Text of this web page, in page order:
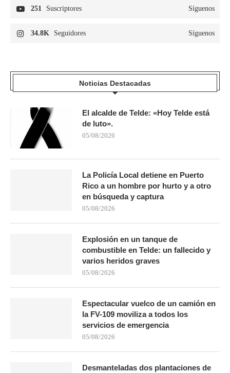
251 Suscriptores Síguenos
34.8K Seguidores Síguenos
Noticias Destacadas
El alcalde de Telde: «Hoy Telde está
de luto».
05/08/2026
La Policía Local detiene en Puerto
Rico a un hombre por hurto y a otro
en búsqueda y captura
05/08/2026
Explosión en un tanque de
combustible en Telde: un fallecido y
varios heridos graves
05/08/2026
Espectacular vuelco de un camión en
la FV-109 moviliza a todos los
servicios de emergencia
05/08/2026
Desmanteladas dos plantaciones de